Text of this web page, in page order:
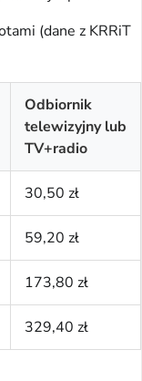
(dane z KRRiT
Odbiornik
telewizyjny lub
TV+radio
30,50 zł
59,20 zł
173,80 zł
329,40 zł